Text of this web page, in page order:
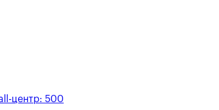
центр: 500